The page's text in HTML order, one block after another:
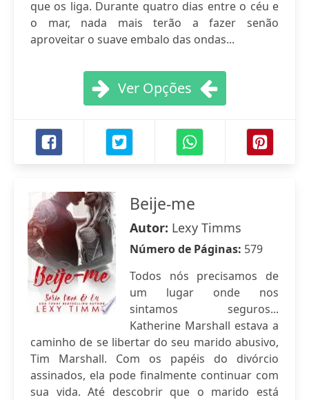
que os liga. Durante quatro dias entre o céu e
o mar, nada mais terão a fazer senão
aproveitar o suave embalo das ondas...
Ver Opções
Beije-me
Autor: Lexy Timms
Número de Páginas: 579
Todos nós precisamos de
um lugar onde nos
sintamos seguros...
Katherine Marshall estava a
caminho de se libertar do seu marido abusivo,
Tim Marshall. Com os papéis do divórcio
assinados, ela pode finalmente continuar com
sua vida. Até descobrir que o marido está